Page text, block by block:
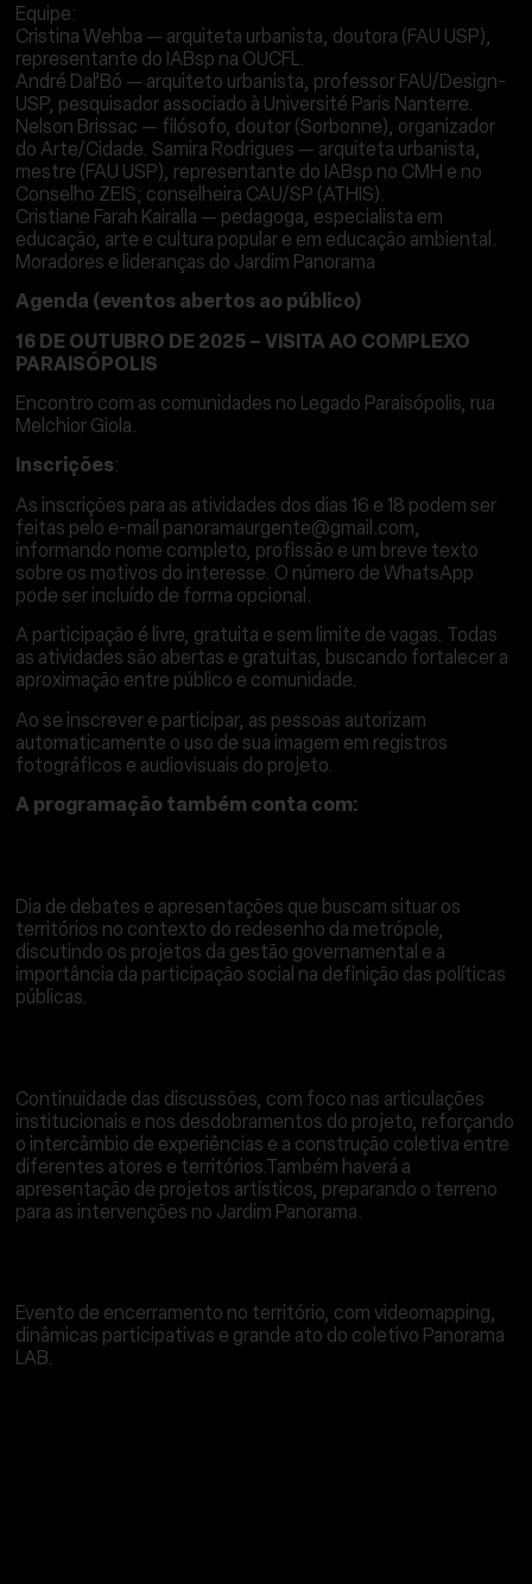
Equipe:
Cristina Wehba — arquiteta urbanista, doutora (FAU USP),
representante do IABsp na OUCFL.
André Dal’Bó — arquiteto urbanista, professor FAU/Design-
USP, pesquisador associado à Université Paris Nanterre.
Nelson Brissac — filósofo, doutor (Sorbonne), organizador
do Arte/Cidade. Samira Rodrigues — arquiteta urbanista,
mestre (FAU USP), representante do IABsp no CMH e no
Conselho ZEIS; conselheira CAU/SP (ATHIS).
Cristiane Farah Kairalla — pedagoga, especialista em
educação, arte e cultura popular e em educação ambiental.
Moradores e lideranças do Jardim Panorama
Agenda (eventos abertos ao público)
16 DE OUTUBRO DE 2025 – VISITA AO COMPLEXO
PARAISÓPOLIS
Encontro com as comunidades no Legado Paraisópolis, rua
Melchior Giola.
Inscrições:
As inscrições para as atividades dos dias 16 e 18 podem ser
feitas pelo e-mail panoramaurgente@gmail.com,
informando nome completo, profissão e um breve texto
sobre os motivos do interesse. O número de WhatsApp
pode ser incluído de forma opcional.
A participação é livre, gratuita e sem limite de vagas. Todas
as atividades são abertas e gratuitas, buscando fortalecer a
aproximação entre público e comunidade.
Ao se inscrever e participar, as pessoas autorizam
automaticamente o uso de sua imagem em registros
fotográficos e audiovisuais do projeto.
A programação também conta com:
Dia de debates e apresentações que buscam situar os
territórios no contexto do redesenho da metrópole,
discutindo os projetos da gestão governamental e a
importância da participação social na definição das políticas
públicas.
Continuidade das discussões, com foco nas articulações
institucionais e nos desdobramentos do projeto, reforçando
o intercâmbio de experiências e a construção coletiva entre
diferentes atores e territórios.Também haverá a
apresentação de projetos artísticos, preparando o terreno
para as intervenções no Jardim Panorama.
Evento de encerramento no território, com videomapping,
dinâmicas participativas e grande ato do coletivo Panorama
LAB.